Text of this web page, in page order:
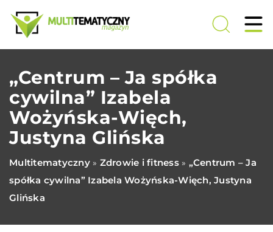
„Centrum – Ja spółka
cywilna” Izabela
Wożyńska-Więch,
Justyna Glińska
Multitematyczny» Zdrowie i fitness» „Centrum – Ja
spółka cywilna” Izabela Wożyńska-Więch, Justyna
Glińska